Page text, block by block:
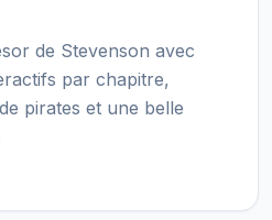
de Stevenson avec
par chapitre,
pirates et une belle